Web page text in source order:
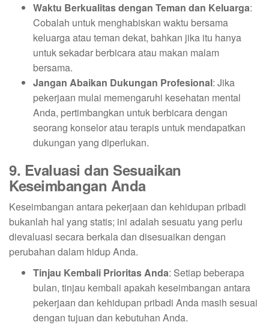
Waktu Berkualitas dengan Teman dan Keluarga:
Cobalah untuk menghabiskan waktu bersama
keluarga atau teman dekat, bahkan jika itu hanya
untuk sekadar berbicara atau makan malam
bersama.
Jangan Abaikan Dukungan Profesional: Jika
pekerjaan mulai memengaruhi kesehatan mental
Anda, pertimbangkan untuk berbicara dengan
seorang konselor atau terapis untuk mendapatkan
dukungan yang diperlukan.
9. Evaluasi dan Sesuaikan
Keseimbangan Anda
Keseimbangan antara pekerjaan dan kehidupan pribadi
bukanlah hal yang statis; ini adalah sesuatu yang perlu
dievaluasi secara berkala dan disesuaikan dengan
perubahan dalam hidup Anda.
Tinjau Kembali Prioritas Anda: Setiap beberapa
bulan, tinjau kembali apakah keseimbangan antara
pekerjaan dan kehidupan pribadi Anda masih sesuai
dengan tujuan dan kebutuhan Anda.